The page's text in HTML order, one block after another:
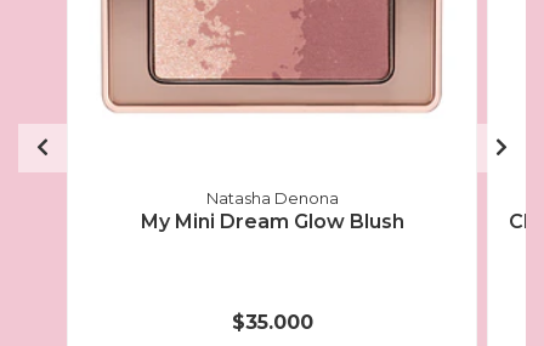
Natasha Denona
My Mini Dream Glow Blush
$35.000